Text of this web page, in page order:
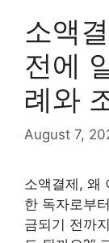
소액
전에
례와
August 7,
소액결제, 왜
한 독자로부
금되기 전까